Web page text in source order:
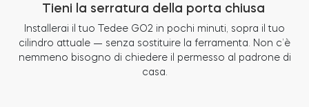
Tieni la serratura della porta chiusa
Installerai il tuo Tedee GO2 in pochi minuti, sopra il tuo
cilindro attuale — senza sostituire la ferramenta. Non c’è
nemmeno bisogno di chiedere il permesso al padrone di
casa.